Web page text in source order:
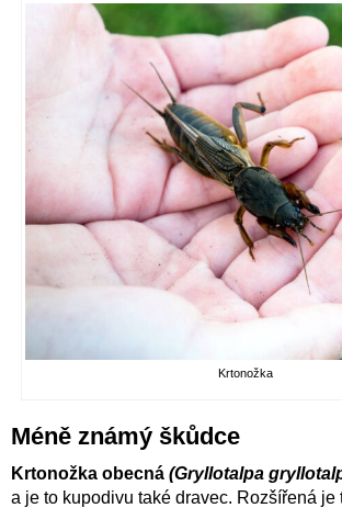
Krtonožka
Méně známý škůdce
Krtonožka obecná (Gryllotalpa
a je to kupodivu také dravec. Rozšířená je